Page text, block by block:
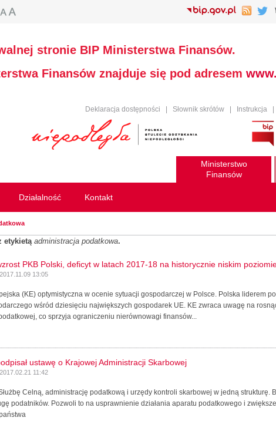
stronie BIP Ministerstwa Finansów.
Finansów znajduje się pod adresem
Deklaracja dostępności Słownik skrótów Instrukcja
Ministerstwo
Finansów
Działalność Kontakt
etykietą administracja podatkowa.
PKB Polski, deficyt w latach 2017-18 na historycznie niskim
2017.11.09 13:05
(KE) optymistyczna w ocenie sytuacji gospodarczej w Polsce. Polska liderem
wśród dziesięciu największych gospodarek UE. KE zwraca uwagę na
co sprzyja ograniczeniu nierównowagi finansów...
ustawę o Krajowej Administracji Skarbowej
2017.02.21 11:42
Celną, administrację podatkową i urzędy kontroli skarbowej w jedną strukturę.
podatników. Pozwoli to na usprawnienie działania aparatu podatkowego i